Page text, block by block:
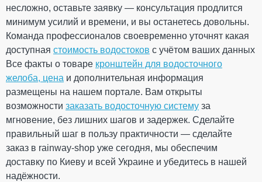
На складе
Кол-во
464.51
грн
-10% Скидка 46.45
грн
418.06 грн
КУПИТЬ
несложно, оставьте заявку — консультация продлится
минимум усилий и времени, и вы останетесь довольны.
Команда профессионалов своевременно уточнят какая
доступная стоимость водостоков с учётом ваших данных
Все факты о товаре кронштейн для водосточного
желоба, цена и дополнительная информация
размещены на нашем портале. Вам открыты
возможности заказать водосточную систему за
мгновение, без лишних шагов и задержек. Сделайте
правильный шаг в пользу практичности — сделайте
заказ в rainway-shop уже сегодня, мы обеспечим
доставку по Киеву и всей Украине и убедитесь в нашей
надёжности.